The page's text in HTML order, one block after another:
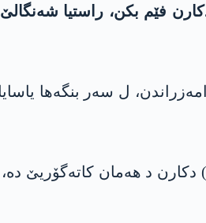
فێم بکن، راستیا
ل سەر بنگەھا
د ھەمان کاتەگۆریێ